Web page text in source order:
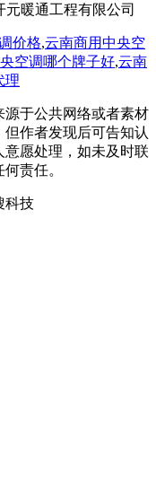
元暖通工程有限公司
价格,云南商用中央空
空调哪个牌子好,云南
理
于公共网络或者素材
作者发现后可告知认
愿处理，如未及时联
责任。
科技